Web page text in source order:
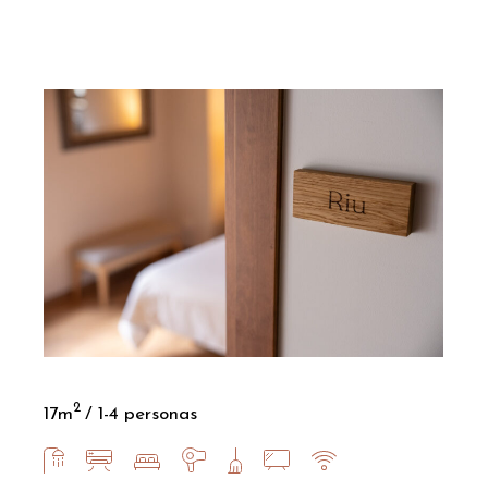
17m2 1-4 personas